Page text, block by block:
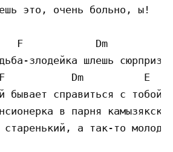
это, очень больно, ы!
F            Dm
злодейка шлешь сюрпризы
Dm          E
бывает справиться с тобой.
в парня
старенький, а так-то